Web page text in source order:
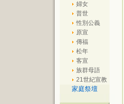
婦女
普世
性別公義
原宣
傳福
松年
客宣
族群母語
21世紀宣教
家庭祭壇